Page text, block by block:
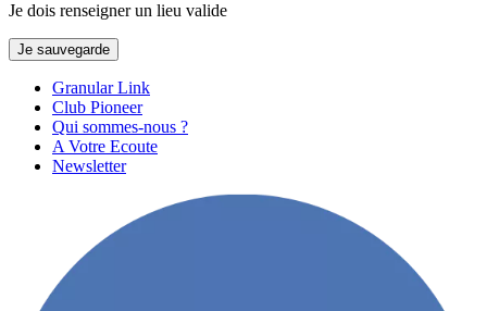
Je dois renseigner un lieu valide
Je sauvegarde
Granular Link
Club Pioneer
Qui sommes-nous ?
A Votre Ecoute
Newsletter